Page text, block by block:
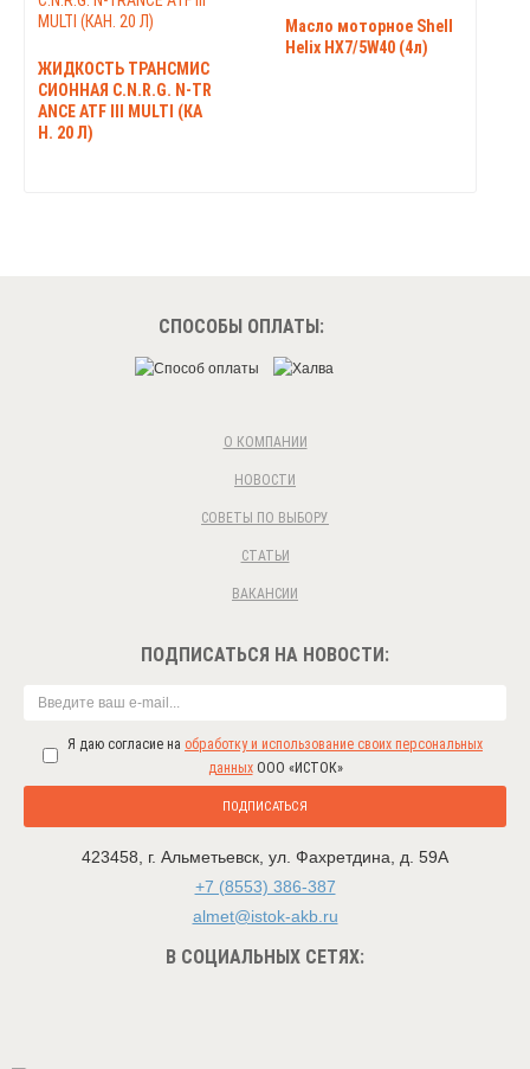
ЖИДКОСТЬ ТРАНСМИС
СИОННАЯ C.N.R.G. N-TR
ANCE ATF III MULTI (КА
Н. 20 Л)
Масло моторное Shell
Helix HX7/5W40 (4л)
СПОСОБЫ ОПЛАТЫ:
О КОМПАНИИ
НОВОСТИ
СОВЕТЫ ПО ВЫБОРУ
СТАТЬИ
ВАКАНСИИ
ПОДПИСАТЬСЯ НА НОВОСТИ:
Я даю согласие на обработку и использование своих персональных
данныхООО «ИСТОК»
ПОДПИСАТЬСЯ
423458 г. Альметьевск ул. Фахретдина, д. 59А
+7 (8553) 386-387
almet@istok-akb.ru
В СОЦИАЛЬНЫХ СЕТЯХ: